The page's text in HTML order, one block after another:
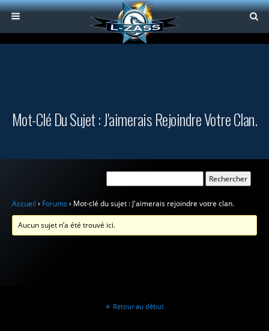
Mot-Clé Du Sujet : J'aimerais Rejoindre Votre Clan.
Accueil › Forums › Mot-clé du sujet : J'aimerais rejoindre votre clan.
Aucun sujet n’a été trouvé ici.
Retour au début